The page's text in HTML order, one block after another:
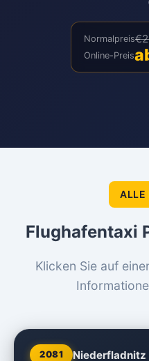
Normalpreis
Online-Preis
ALLE
Flughafentaxi
Klicken Sie auf
2081 Niederfladnitz